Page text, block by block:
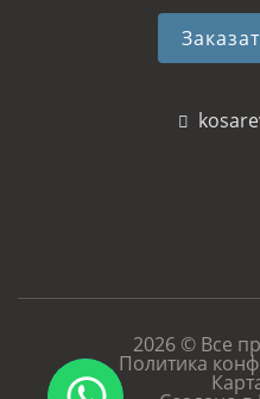
2026 © Все
Политика